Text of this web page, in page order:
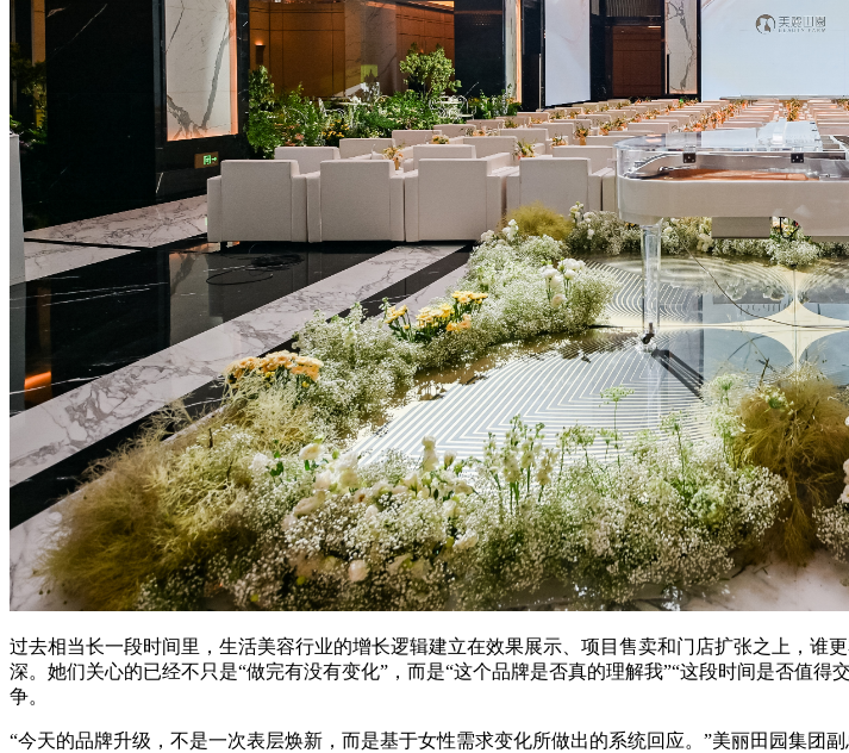
过去相当长一段时间里，生活美容行业的增长逻辑建立在效果展示、项目售卖和门店扩张之上，
深。她们关心的已经不只是“做完有没有变化”，而是“这个品牌是否真的理解我”“这段时间是否值
争。
“今天的品牌升级，不是一次表层焕新，而是基于女性需求变化所做出的系统回应。”美丽田园集团